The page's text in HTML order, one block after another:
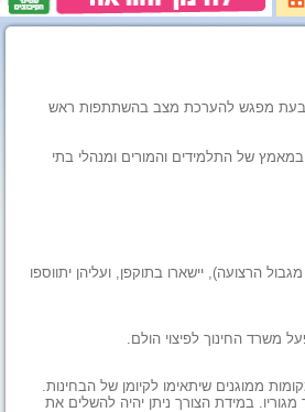
בעת מפגש להערכת מצב בהשתתפות ראש
במאמץ של התלמידים והמורים ומנהלי בתי
שניתנו עד כה לתלמידי שדרות ויישובי עוטף עזה (10 בתי-ספר שבטווח של עד 7 ק"מ מגבול הרצועה), יישארו בתוקפן, ועליהן יתווספו
משרד החינוך לפיצוי הולם.
במידת הצורך ניתן יהיה להשלים את